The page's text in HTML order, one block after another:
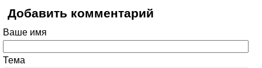
Добавить комментарий
Ваше имя
Тема